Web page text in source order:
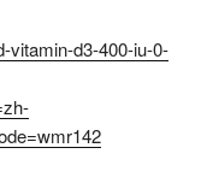
vitamin-d3-400-iu-0-